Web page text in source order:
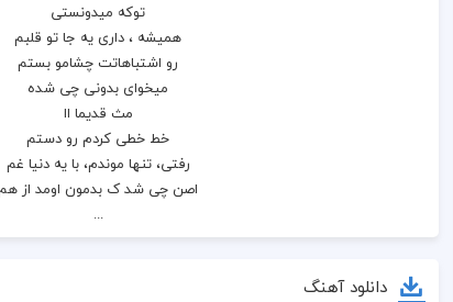
همیشه ، داری یه جا تو قلبم
رو اشتباهاتت چشامو بستم
خط خطی کردم رو دستم
تو ک میخواسی بری
دانلود آهنگ